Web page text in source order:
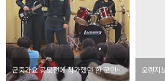
군중가요 공모전에 참가했던 한 군인의 이야기